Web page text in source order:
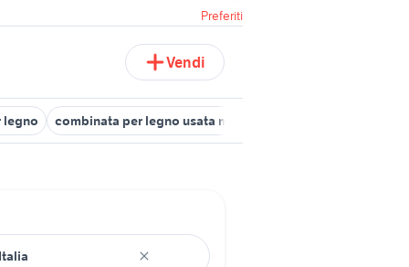
Preferiti
Vendi
legno combinata per legno usata minimax